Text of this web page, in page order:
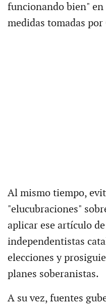
funcionando bien" en
medidas tomadas
Al mismo tiempo,
"elucubraciones"
aplicar ese artículo
independentistas
elecciones y
planes soberanistas.
A su vez, fuentes